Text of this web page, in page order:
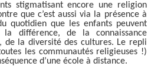
stigmatisant encore une religion
que c’est aussi via la présence à
quotidien que les enfants peuvent
la différence, de la connaissance
de la diversité des cultures. Le repli
les communautés religieuses !)
d’une école à distance.